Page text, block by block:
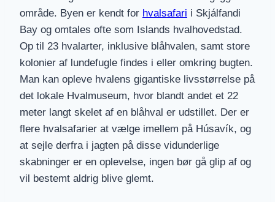
område. Byen er kendt for hvalsafari i Skjálfandi
Bay og omtales ofte som Islands hvalhovedstad.
Op til 23 hvalarter, inklusive blåhvalen, samt store
kolonier af lundefugle findes i eller omkring bugten.
Man kan opleve hvalens gigantiske livsstørrelse på
det lokale Hvalmuseum, hvor blandt andet et 22
meter langt skelet af en blåhval er udstillet. Der er
flere hvalsafarier at vælge imellem på Húsavík, og
at sejle derfra i jagten på disse vidunderlige
skabninger er en oplevelse, ingen bør gå glip af og
vil bestemt aldrig blive glemt.